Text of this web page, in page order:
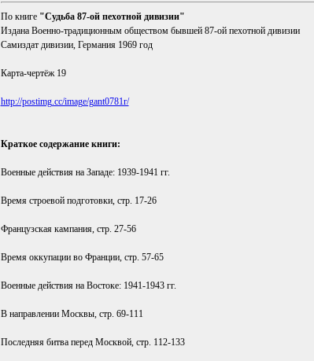
По книге "Судьба 87-ой пехотной дивизии"
Издана Военно-традиционным обществом бывшей 87-ой пехотной дивизии
Самиздат дивизии, Германия 1969 год
Карта-чертёж 19
http://postimg.cc/image/gant0781r/
Краткое содержание книги:
Военные действия на Западе: 1939-1941 гг.
Время строевой подготовки, стр. 17-26
Французская кампания, стр. 27-56
Время оккупации во Франции, стр. 57-65
Военные действия на Востоке: 1941-1943 гг.
В направлении Москвы, стр. 69-111
Последняя битва перед Москвой, стр. 112-133